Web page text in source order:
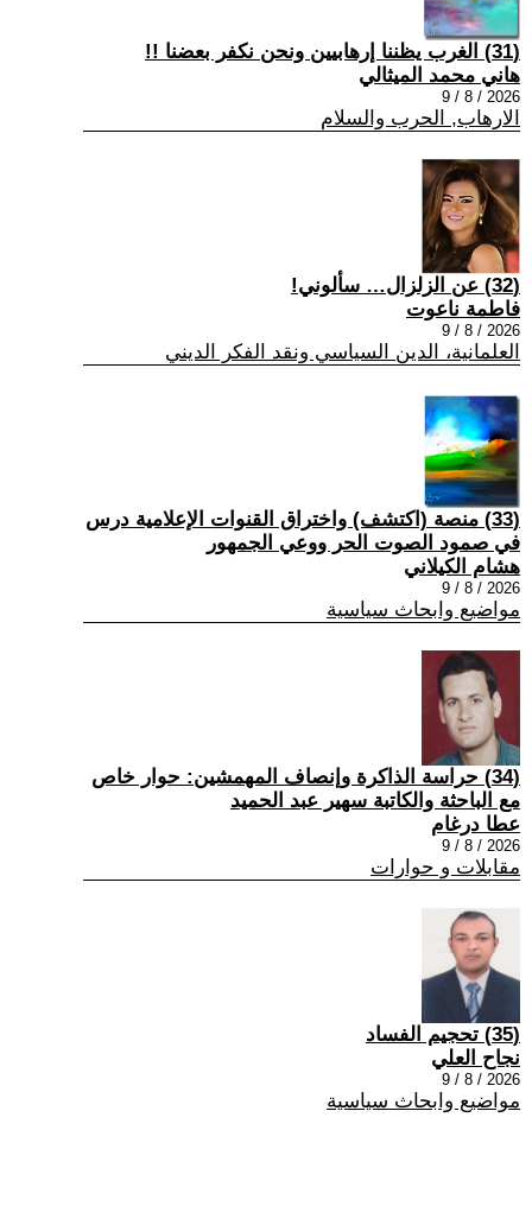
(31) الغرب يظننا إرهابيين ونحن نكفر بعضنا !!
هاني محمد الميثالي
2026 / 8 / 9
الارهاب, الحرب والسلام
(32) عن الزلزال… سألوني!
فاطمة ناعوت
2026 / 8 / 9
العلمانية، الدين السياسي ونقد الفكر الديني
(33) منصة (اكتشف) واختراق القنوات الإعلامية درس
في صمود الصوت الحر ووعي الجمهور
هشام الكيلاني
2026 / 8 / 9
مواضيع وابحاث سياسية
(34) حراسة الذاكرة وإنصاف المهمشين: حوار خاص
مع الباحثة والكاتبة سهير عبد الحميد
عطا درغام
2026 / 8 / 9
مقابلات و حوارات
(35) تحجيم الفساد
نجاح العلي
2026 / 8 / 9
مواضيع وابحاث سياسية